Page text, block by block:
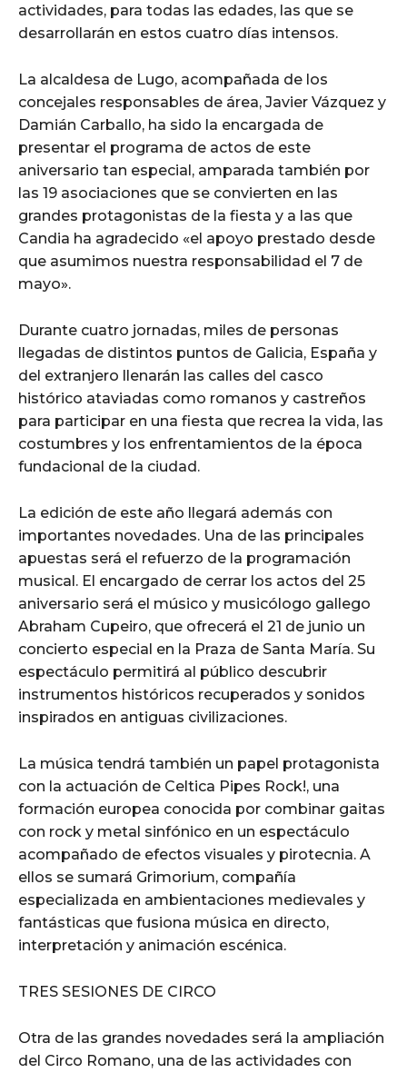
actividades, para todas las edades, las que se
desarrollarán en estos cuatro días intensos.
La alcaldesa de Lugo, acompañada de los
concejales responsables de área, Javier Vázquez y
Damián Carballo, ha sido la encargada de
presentar el programa de actos de este
aniversario tan especial, amparada también por
las 19 asociaciones que se convierten en las
grandes protagonistas de la fiesta y a las que
Candia ha agradecido «el apoyo prestado desde
que asumimos nuestra responsabilidad el 7 de
mayo».
Durante cuatro jornadas, miles de personas
llegadas de distintos puntos de Galicia, España y
del extranjero llenarán las calles del casco
histórico ataviadas como romanos y castreños
para participar en una fiesta que recrea la vida, las
costumbres y los enfrentamientos de la época
fundacional de la ciudad.
La edición de este año llegará además con
importantes novedades. Una de las principales
apuestas será el refuerzo de la programación
musical. El encargado de cerrar los actos del 25
aniversario será el músico y musicólogo gallego
Abraham Cupeiro, que ofrecerá el 21 de junio un
concierto especial en la Praza de Santa María. Su
espectáculo permitirá al público descubrir
instrumentos históricos recuperados y sonidos
inspirados en antiguas civilizaciones.
La música tendrá también un papel protagonista
con la actuación de Celtica Pipes Rock!, una
formación europea conocida por combinar gaitas
con rock y metal sinfónico en un espectáculo
acompañado de efectos visuales y pirotecnia. A
ellos se sumará Grimorium, compañía
especializada en ambientaciones medievales y
fantásticas que fusiona música en directo,
interpretación y animación escénica.
TRES SESIONES DE CIRCO
Otra de las grandes novedades será la ampliación
del Circo Romano, una de las actividades con